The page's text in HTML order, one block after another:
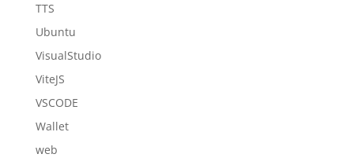
TTS
Ubuntu
VisualStudio
ViteJS
VSCODE
Wallet
web